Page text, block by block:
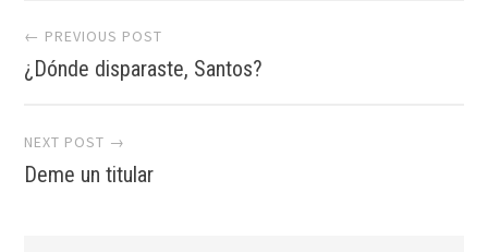
Post
navigation
← PREVIOUS POST
¿Dónde disparaste, Santos?
NEXT POST →
Deme un titular